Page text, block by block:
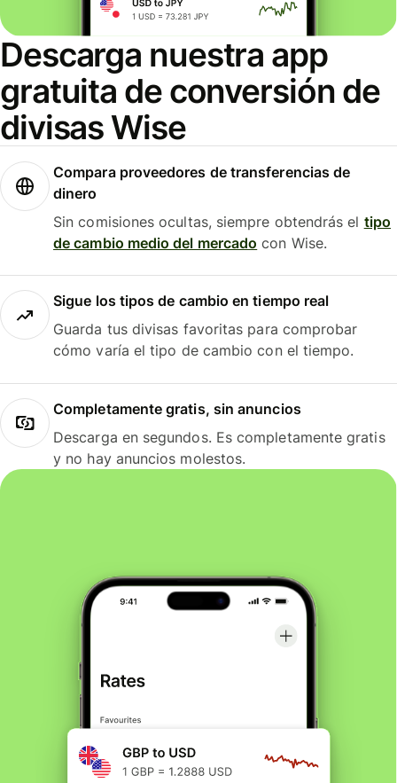
Descarga nuestra app
gratuita de conversión de
divisas Wise
Compara proveedores de transferencias de
dinero
Sin comisiones ocultas, siempre obtendrás el tipo
de cambio medio del mercado con Wise.
Sigue los tipos de cambio en tiempo real
Guarda tus divisas favoritas para comprobar
cómo varía el tipo de cambio con el tiempo.
Completamente gratis, sin anuncios
Descarga en segundos. Es completamente gratis
y no hay anuncios molestos.